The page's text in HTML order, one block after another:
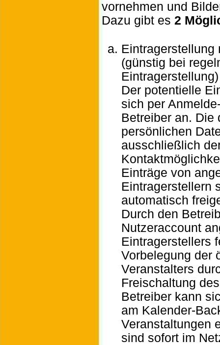
vornehmen und
Dazu gibt es 2
Eintragerstellung
(günstig bei
Eintragerstellung)
Der potentielle
sich per
Betreiber an. Die
persönlichen
ausschließlich
Einträge von
Eintragerstellern
automatisch
Durch den
Nutzeraccount
Eintragerstellers
Vorbelegung der
Veranstalters
Freischaltung
Betreiber kann
am Kalender-
Veranstaltungen
sind sofort im